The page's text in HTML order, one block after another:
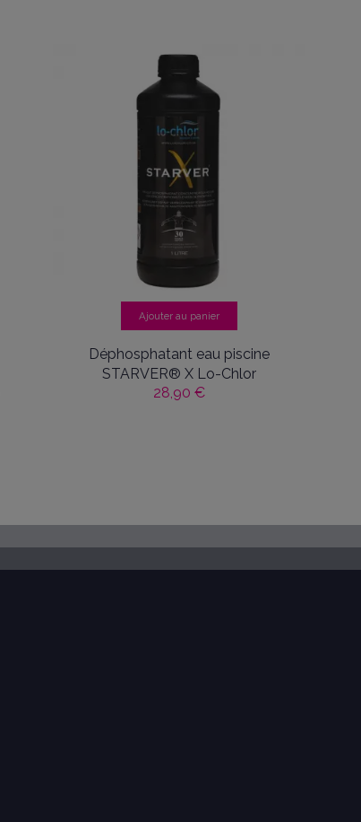
Ajouter au panier
Déphosphatant eau piscine
STARVER® X Lo-Chlor
28,90 €